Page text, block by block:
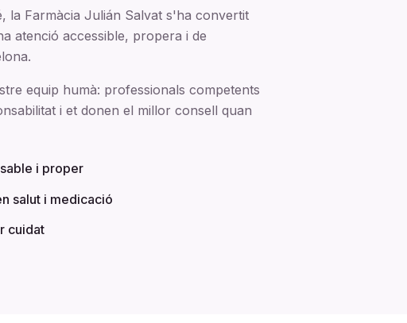
la Farmàcia Julián Salvat s'ha convertit
atenció accessible, propera i de
equip humà: professionals competents
i et donen el millor consell quan
i proper
salut i medicació
cuidat